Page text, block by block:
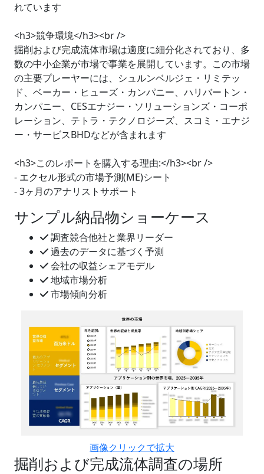
れています
<h3>競争環境</h3><br />
掘削および完成流体市場は適度に細分化されており、多
数の中小企業が市場で事業を展開しています。この市場
の主要プレーヤーには、シュルンベルジェ・リミテッ
ド、ベーカー・ヒューズ・カンパニー、ハリバートン・
カンパニー、CESエナジー・ソリューションズ・コーポ
レーション、テトラ・テクノロジーズ、スコミ・エナジ
ー・サービスBHDなどが含まれます
<h3>このレポートを購入する理由:</h3><br />
- エクセル形式の市場予測(ME)シート
- 3ヶ月のアナリストサポート
サンプル納品物ショーケース
調査競合他社と業界リーダー
過去のデータに基づく予測
会社の収益シェアモデル
地域市場分析
市場傾向分析
画像クリックで拡大
掘削および完成流体調査の場所